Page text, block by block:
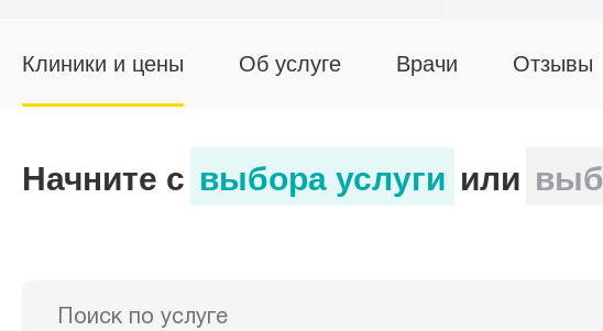
Клиники и цены Об услуге Врачи Отзывы
Начните с выбора услуги или